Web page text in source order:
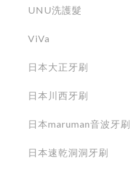
UNU洗護髮
ViVa
日本大正牙刷
日本川西牙刷
日本maruman音波牙刷
日本速乾洞洞牙刷